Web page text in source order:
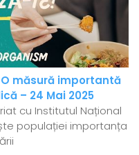
măsură importantă
– 24 Mai 2025
cu Institutul Național
populației importanța